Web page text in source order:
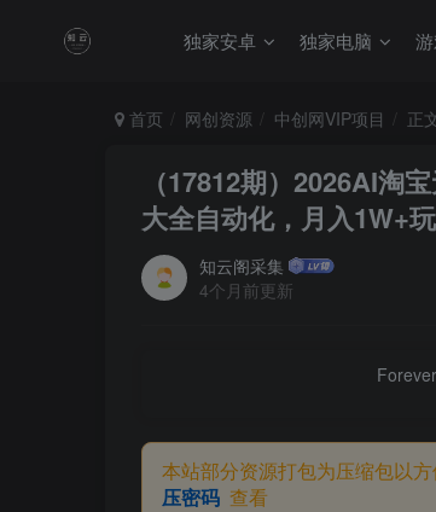
独家安卓 独家电脑
首页 网创资源 中创网VIP项目 正
（17812期）2026AI淘
大全自动化，月入1W+
知云阁采集
4个月前更新
本站部分资源打包为压缩包以
压密码 查看